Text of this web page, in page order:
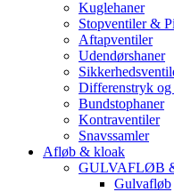
Kuglehaner
Stopventiler &
Aftapventiler
Udendørshaner
Differenstryk og
Bundstophaner
Kontraventiler
Snavssamler
Afløb & kloak
GULVAFLØB
Gulvafløb